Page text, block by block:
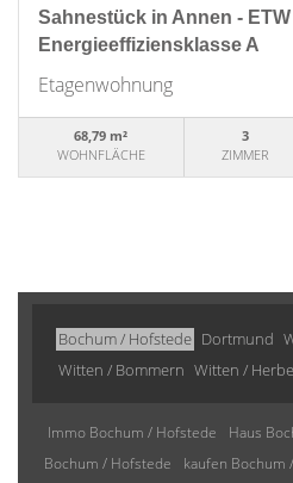
Sahnestück in Annen -
Energieeffiziensklasse A
Etagenwohnung
68,79 m²
WOHNFLÄCHE
3
ZIMMER
Bochum / Hofstede Dortmund
Witten / Bommern Witten /
Immo Bochum / Hofstede Haus
Bochum / Hofstede
kaufen Bochum